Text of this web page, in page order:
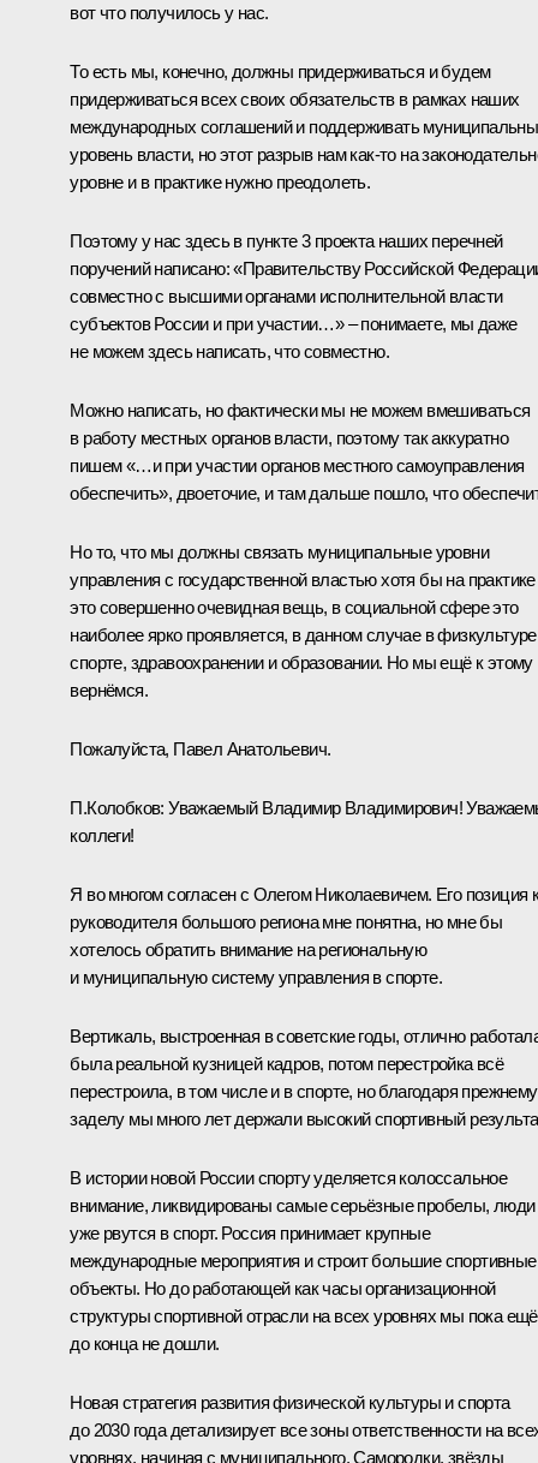
вот что получилось у нас.
То есть мы, конечно, должны придерживаться и будем
придерживаться всех своих обязательств в рамках наших
международных соглашений и поддерживать
уровень власти, но этот разрыв нам как‑то на
уровне и в практике нужно преодолеть.
Поэтому у нас здесь в пункте 3 проекта наших перечней
поручений написано: «Правительству Российской
совместно с высшими органами исполнительной власти
субъектов России и при участии…» – понимаете, мы даже
не можем здесь написать, что совместно.
Можно написать, но фактически мы не можем вмешиваться
в работу местных органов власти, поэтому так аккуратно
пишем «…и при участии органов местного самоуправления
обеспечить», двоеточие, и там дальше пошло, что
Но то, что мы должны связать муниципальные уровни
управления с государственной властью хотя бы на
это совершенно очевидная вещь, в социальной сфере это
наиболее ярко проявляется, в данном случае в
спорте, здравоохранении и образовании. Но мы ещё к этому
вернёмся.
Пожалуйста, Павел Анатольевич.
П.Колобков: Уважаемый Владимир Владимирович!
коллеги!
Я во многом согласен с Олегом Николаевичем. Его позиция
руководителя большого региона мне понятна, но мне бы
хотелось обратить внимание на региональную
и муниципальную систему управления в спорте.
Вертикаль, выстроенная в советские годы, отлично
была реальной кузницей кадров, потом перестройка всё
перестроила, в том числе и в спорте, но благодаря прежнему
заделу мы много лет держали высокий спортивный
В истории новой России спорту уделяется колоссальное
внимание, ликвидированы самые серьёзные пробелы, люди
уже рвутся в спорт. Россия принимает крупные
международные мероприятия и строит большие спортивные
объекты. Но до работающей как часы организационной
структуры спортивной отрасли на всех уровнях мы пока ещё
до конца не дошли.
Новая стратегия развития физической культуры и спорта
до 2030 года детализирует все зоны ответственности на
уровнях, начиная с муниципального. Самородки, звёзды